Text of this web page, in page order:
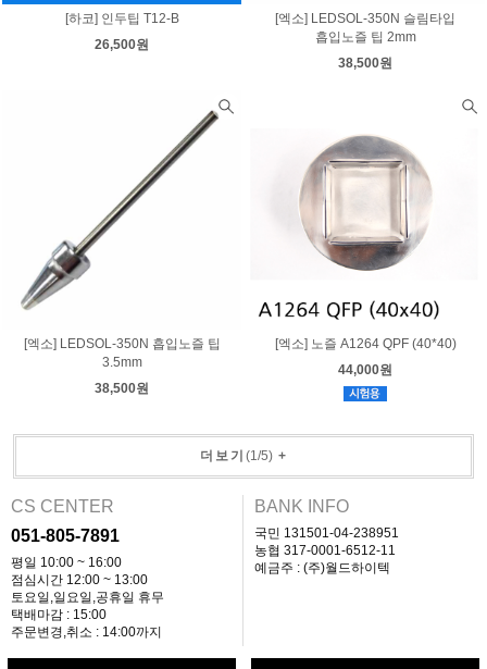
[하코] 인두팁 T12-B
26,500원
[엑소] LEDSOL-350N 슬림타입
흡입노즐 팁 2mm
38,500원
[엑소] LEDSOL-350N 흡입노즐 팁
3.5mm
38,500원
[엑소] 노즐 A1264 QPF (40*40)
44,000원
더보기 (1/5)+
CS CENTER
051-805-7891
평일 10:00 ~ 16:00
점심시간 12:00 ~ 13:00
토요일,일요일,공휴일 휴무
택배마감 : 15:00
주문변경,취소 : 14:00까지
BANK INFO
국민 131501-04-238951
농협 317-0001-6512-11
예금주 : (주)월드하이텍